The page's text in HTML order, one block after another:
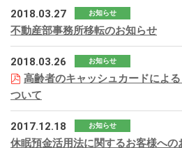
2018.03.27 お知らせ
不動産部事務所移転のお知らせ
2018.03.26 お知らせ
高齢者のキャッシュカードによ
ついて
2017.12.18 お知らせ
休眠預金活用法に関するお客様への